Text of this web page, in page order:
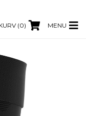
(0) MENU